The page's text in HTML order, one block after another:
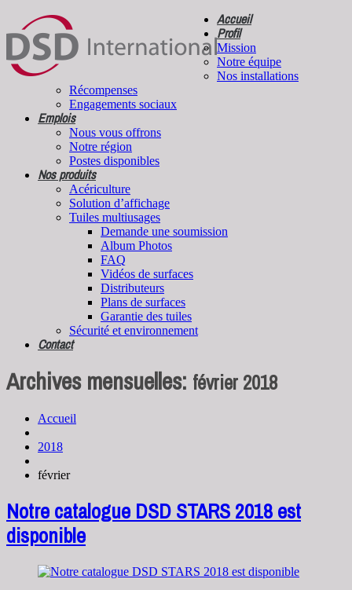
Accueil
Profil
Mission
Notre équipe
Nos installations
Récompenses
Engagements sociaux
Emplois
Nous vous offrons
Notre région
Postes disponibles
Nos produits
Acériculture
Solution d’affichage
Tuiles multiusages
Demande une soumission
Album Photos
FAQ
Vidéos de surfaces
Distributeurs
Plans de surfaces
Garantie des tuiles
Sécurité et environnement
Contact
Archives mensuelles: février 2018
Accueil
2018
février
Notre catalogue DSD STARS 2018 est
disponible